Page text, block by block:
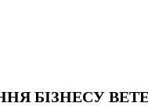
БІЗНЕСУ